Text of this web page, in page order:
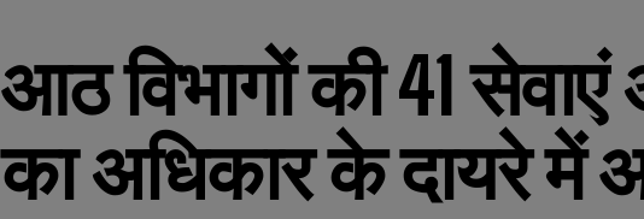
आठ विभागों की 41
का अधिकार के दायरे में